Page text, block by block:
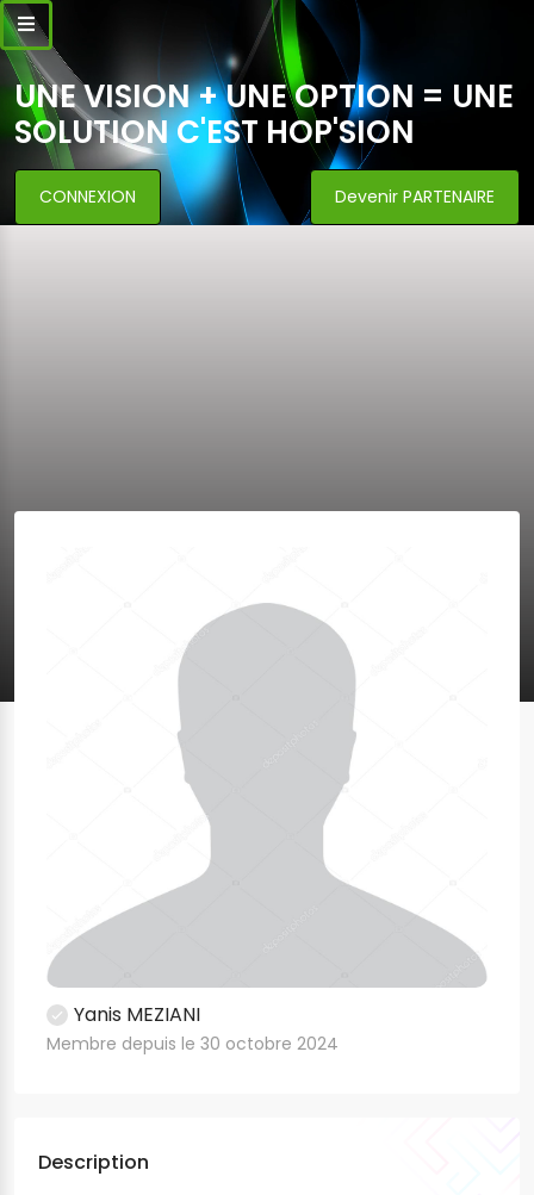
UNE VISION + UNE OPTION = UNE
SOLUTION C'EST HOP'SION
CONNEXION Devenir PARTENAIRE
Yanis MEZIANI
Membre depuis le 30 octobre 2024
Description